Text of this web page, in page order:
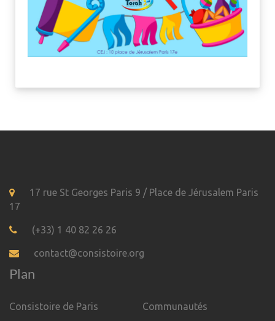
17 rue St Georges Paris 9 / Place de Jérusalem Paris
17
(+33) 1 40 82 26 26
contact@consistoire.org
Plan
Consistoire de Paris Communautés